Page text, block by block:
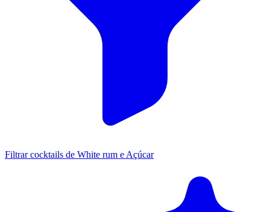
Filtrar cocktails de White rum e Açúcar